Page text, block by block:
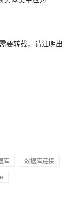
要转载，请注明出
库
数据库连接